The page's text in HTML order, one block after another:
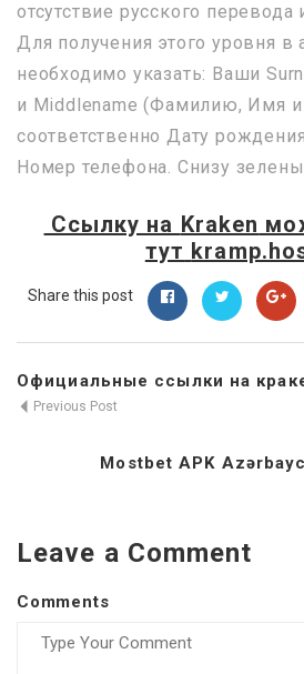
отсутствие русского перевода
Для получения этого уровня в
необходимо указать: Ваши
и Middlename (Фамилию, Имя и
соответственно Дату
Номер телефона. Снизу
Ссылку на Kraken
тут
Share this post
Официальные ссылки на
Previous Post
Mostbet APK
Leave a Comment
Comments